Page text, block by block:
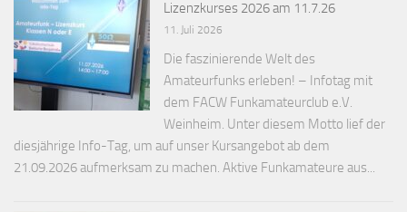
Lizenzkurses 2026 am 11.7.26
11. Juli 2026
Die faszinierende Welt des
Amateurfunks erleben! – Infotag mit
dem FACW Funkamateurclub e.V.
Weinheim. Unter diesem Motto lief der
diesjährige Info-Tag, um auf unser Kursangebot ab dem
21.09.2026 aufmerksam zu machen. Aktive Funkamateure aus...